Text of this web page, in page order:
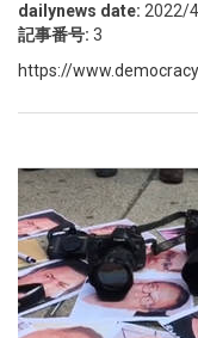
dailynews date: 2022/
記事番号: 3
https://